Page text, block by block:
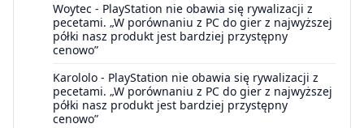
Woytec - PlayStation nie obawia się rywalizacji z
pecetami. „W porównaniu z PC do gier z najwyższej
półki nasz produkt jest bardziej przystępny
cenowo”
Karololo - PlayStation nie obawia się rywalizacji z
pecetami. „W porównaniu z PC do gier z najwyższej
półki nasz produkt jest bardziej przystępny
cenowo”